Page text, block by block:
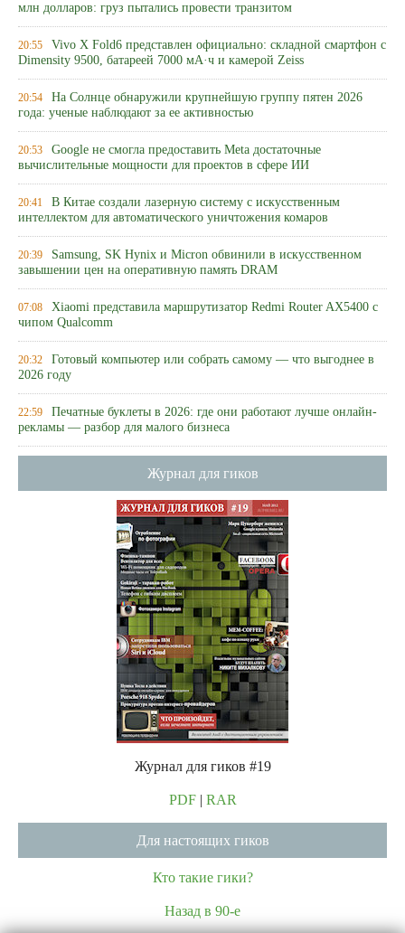
млн долларов: груз пытались провести транзитом
20:55 Vivo X Fold6 представлен официально: складной смартфон с
Dimensity 9500, батареей 7000 мА·ч и камерой Zeiss
20:54 На Солнце обнаружили крупнейшую группу пятен 2026
года: ученые наблюдают за ее активностью
20:53 Google не смогла предоставить Meta достаточные
вычислительные мощности для проектов в сфере ИИ
20:41 В Китае создали лазерную систему с искусственным
интеллектом для автоматического уничтожения комаров
20:39 Samsung, SK Hynix и Micron обвинили в искусственном
завышении цен на оперативную память DRAM
07:08 Xiaomi представила маршрутизатор Redmi Router AX5400 с
чипом Qualcomm
20:32 Готовый компьютер или собрать самому — что выгоднее в
2026 году
22:59 Печатные буклеты в 2026: где они работают лучше онлайн-
рекламы — разбор для малого бизнеса
Журнал для гиков
Журнал для гиков #19
PDF| RAR
Для настоящих гиков
Кто такие гики?
Назад в 90-е